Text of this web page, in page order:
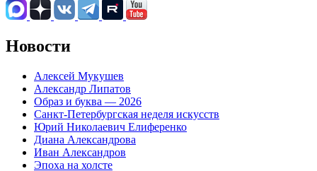
Новости
Алексей Мукушев
Александр Липатов
Образ и буква — 2026
Санкт-Петербургская неделя искусств
Юрий Николаевич Елиференко
Диана Александрова
Иван Александров
Эпоха на холсте